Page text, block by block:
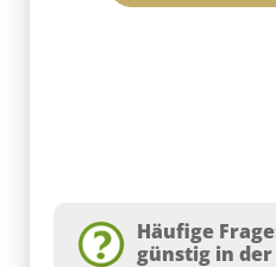
Häufige
günstig in